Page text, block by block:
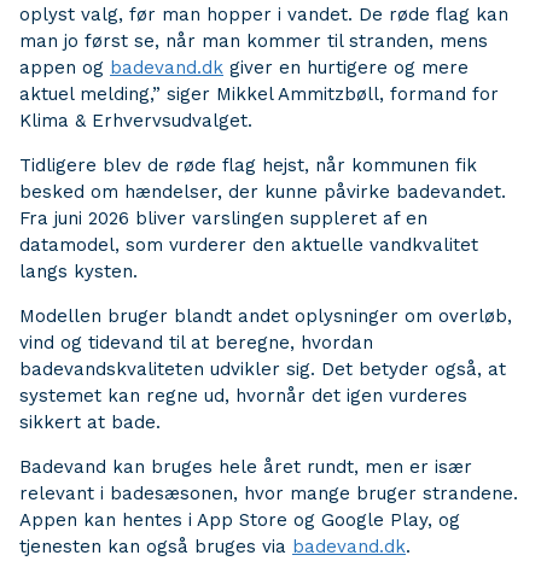
oplyst valg, før man hopper i vandet. De røde flag kan
man jo først se, når man kommer til stranden, mens
appen og badevand.dk giver en hurtigere og mere
aktuel melding,” siger Mikkel Ammitzbøll, formand for
Klima & Erhvervsudvalget.
Tidligere blev de røde flag hejst, når kommunen fik
besked om hændelser, der kunne påvirke badevandet.
Fra juni 2026 bliver varslingen suppleret af en
datamodel, som vurderer den aktuelle vandkvalitet
langs kysten.
Modellen bruger blandt andet oplysninger om overløb,
vind og tidevand til at beregne, hvordan
badevandskvaliteten udvikler sig. Det betyder også, at
systemet kan regne ud, hvornår det igen vurderes
sikkert at bade.
Badevand kan bruges hele året rundt, men er især
relevant i badesæsonen, hvor mange bruger strandene.
Appen kan hentes i App Store og Google Play, og
tjenesten kan også bruges via badevand.dk.